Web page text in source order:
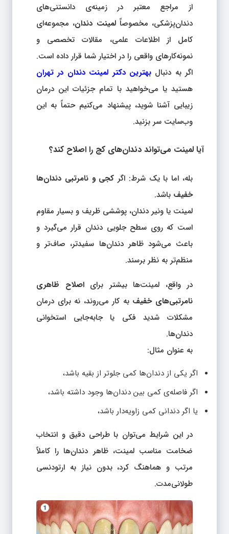
از مراجع معتبر در زمینه‌ی دانستنی‌های
دندان‌پزشکی، مخصوصاًلمینت دندان، مجموعه‌ای
کامل از اطلاعات علمی، مقالات تخصصی و
نمونه‌کارهای واقعی را در اختیار شما قرار داده است.
اگر به دنبالبهترین دکتر لمینت دندان در تهران
هستید یا می‌خواهید با تمام جزئیات این درمان
زیبایی آشنا شوید، پیشنهاد می‌کنیم حتماً به این
وب‌سایت سر بزنید.
آیا لمینت می‌تواند دندان‌های کج را اصلاح کند؟
بله، اما با یک شرط: اگر کجی و نامرتبی دندان‌ها
خفیف باشد.
لمینت یا ونیر دندان، پوششی ظریف و بسیار مقاوم
است که روی سطح جلویی دندان قرار می‌گیرد و
باعث می‌شود ظاهر دندان‌ها سفیدتر، صاف‌تر و
منظم‌تر به نظر برسند.
در واقع، لمینت‌ها بیشتر برایاصلاح ظاهری
نامرتبی‌های خفیف به کار می‌روند، نه برای درمان
مشکلات شدید فکی یا جابه‌جایی استخوانی
دندان‌ها.
به عنوان مثال:
اگر یکی از دندان‌ها کمی جلوتر از بقیه باشد،
اگر فاصله‌ی کمی بین دندان‌ها وجود داشته باشد،
یا اگر دندانی کمی زاویه‌دار باشد،
در این شرایط می‌توان با طراحی دقیق و انتخاب
ضخامت مناسب لمینت، ظاهر دندان‌ها را کاملاً
مرتب و هماهنگ کرد، بدون نیاز به ارتودنسی
طولانی‌مدت.